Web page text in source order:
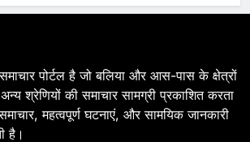
BALLIA NATIONAL
पोर्टल है जो बलिया और आस-पास के क्षेत्रों
श्रेणियों की समाचार सामग्री प्रकाशित करता
महत्वपूर्ण घटनाएं, और सामयिक जानकारी
है।